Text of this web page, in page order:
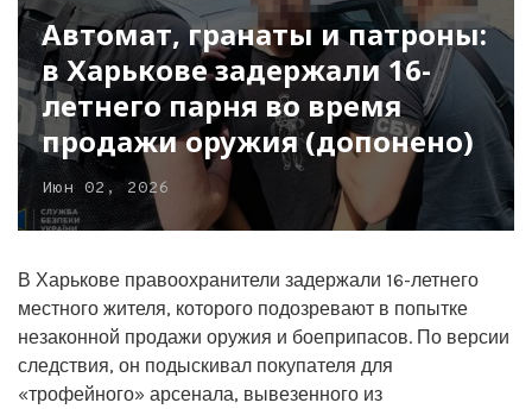
Автомат, гранаты и патроны:
в Харькове задержали 16-
летнего парня во время
продажи оружия (допонено)
Июн 02, 2026
В Харькове правоохранители задержали 16-летнего
местного жителя, которого подозревают в попытке
незаконной продажи оружия и боеприпасов. По версии
следствия, он подыскивал покупателя для
«трофейного» арсенала, вывезенного из